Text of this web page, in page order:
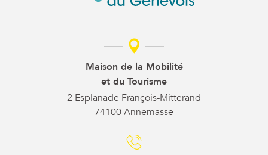
Maison de la Mobilité
et du Tourisme
2 Esplanade François-Mitterand
74100 Annemasse